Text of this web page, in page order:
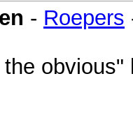
- Roepers